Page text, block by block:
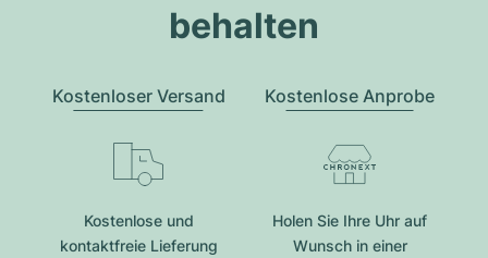
behalten
Kostenloser Versand
Kostenlose und
kontaktfreie Lieferung
Kostenlose Anprobe
Holen Sie Ihre Uhr auf
Wunsch in einer